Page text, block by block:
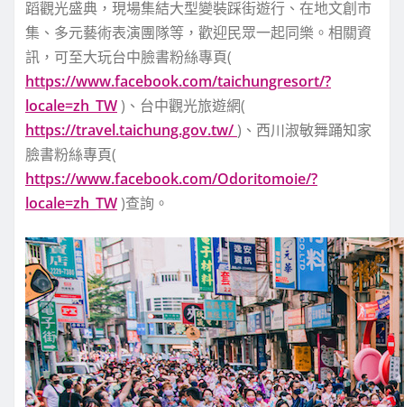
蹈觀光盛典，現場集結大型變裝踩街遊行、在地文創市
集、多元藝術表演團隊等，歡迎民眾一起同樂。相關資
訊，可至大玩台中臉書粉絲專頁(
https://www.facebook.com/taichungresort/?
locale=zh_TW)、台中觀光旅遊網(
https://travel.taichung.gov.tw/)、西川淑敏舞踊知家
臉書粉絲專頁(
https://www.facebook.com/Odoritomoie/?
locale=zh_TW)查詢。